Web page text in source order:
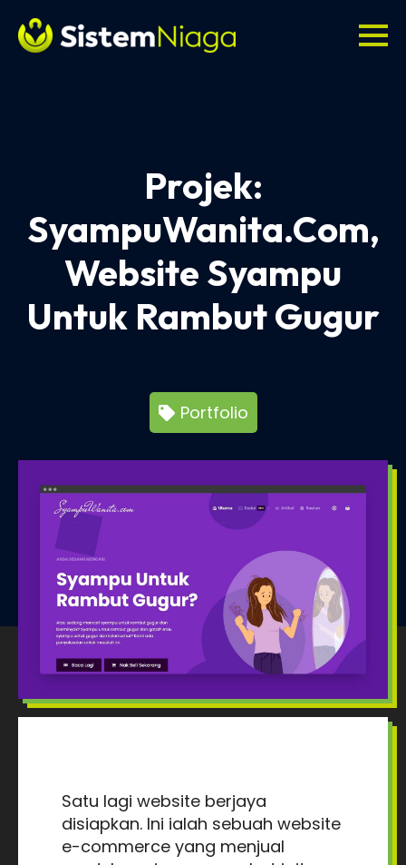
Projek:
SyampuWanita.com,
Website Syampu
Untuk Rambut Gugur
Portfolio
Satu lagi website berjaya
disiapkan. Ini ialah sebuah website
e-commerce yang menjual